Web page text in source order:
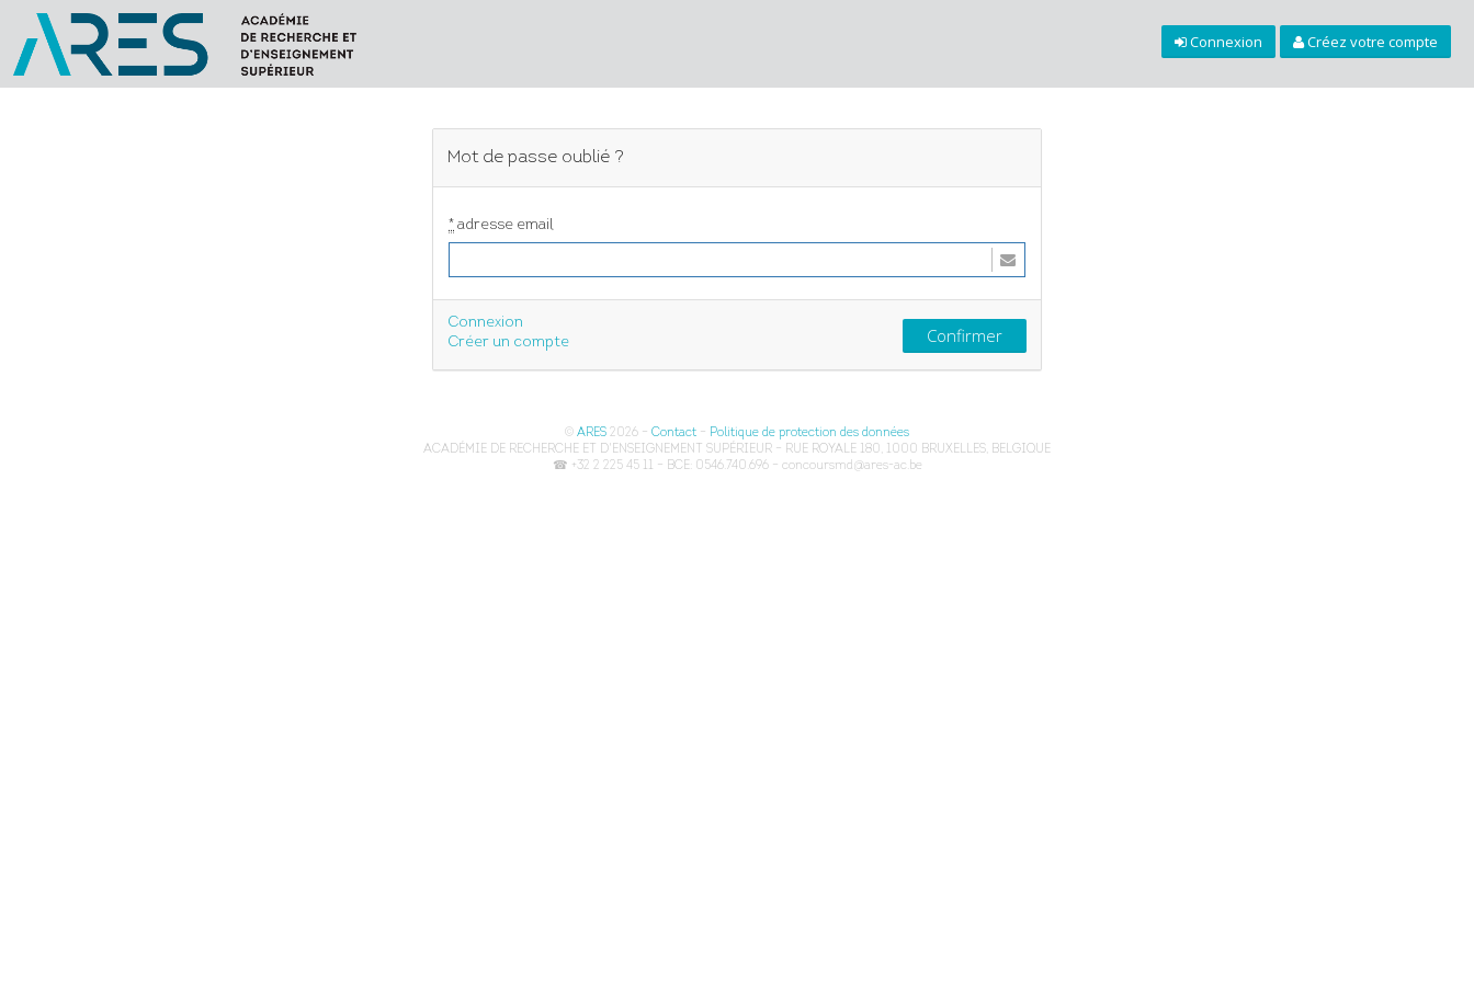
Créez votre compte
Connexion
Mot de passe oublié ?
* adresse email
Connexion
Créer un compte
© ARES 2026 – Contact – Politique de protection des données
ACADÉMIE DE RECHERCHE ET D'ENSEIGNEMENT SUPÉRIEUR – RUE ROYALE 180, 1000 BRUXELLES, BELGIQUE
☎ +32 2 225 45 11 – BCE: 0546.740.696 – concoursmd@ares-ac.be